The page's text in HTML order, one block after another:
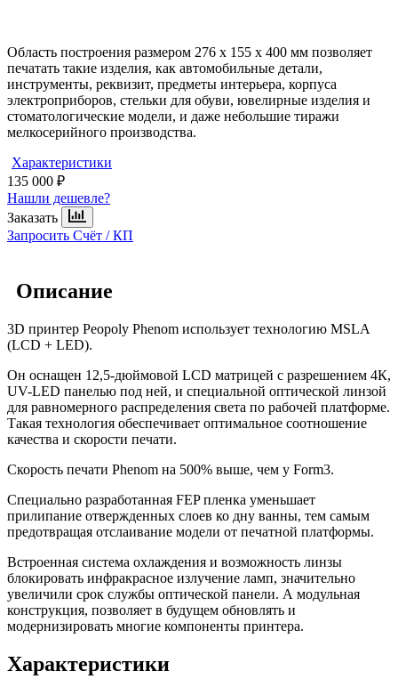
Область построения размером 276 x 155 x 400 мм позволяет
печатать такие изделия, как автомобильные детали,
инструменты, реквизит, предметы интерьера, корпуса
электроприборов, стельки для обуви, ювелирные изделия и
стоматологические модели, и даже небольшие тиражи
мелкосерийного производства.
Характеристики
135 000 ₽
Нашли дешевле?
Заказать
Запросить Счёт / КП
Описание
3D принтер Peopoly Phenom использует технологию MSLA
(LCD + LED).
Он оснащен 12,5-дюймовой LCD матрицей с разрешением 4К,
UV-LED панелью под ней, и специальной оптической линзой
для равномерного распределения света по рабочей платформе.
Такая технология обеспечивает оптимальное соотношение
качества и скорости печати.
Скорость печати Phenom на 500% выше, чем у Form3.
Специально разработанная FEP пленка уменьшает
прилипание отвержденных слоев ко дну ванны, тем самым
предотвращая отслаивание модели от печатной платформы.
Встроенная система охлаждения и возможность линзы
блокировать инфракрасное излучение ламп, значительно
увеличили срок службы оптической панели. А модульная
конструкция, позволяет в будущем обновлять и
модернизировать многие компоненты принтера.
Характеристики